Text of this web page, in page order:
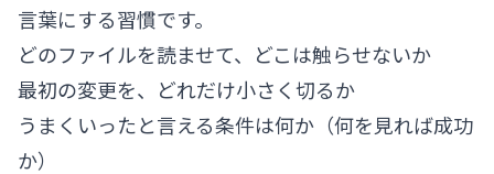
言葉にする習慣です。
どのファイルを読ませて、どこは触らせないか
最初の変更を、どれだけ小さく切るか
うまくいったと言える条件は何か（何を見れば成功
か）